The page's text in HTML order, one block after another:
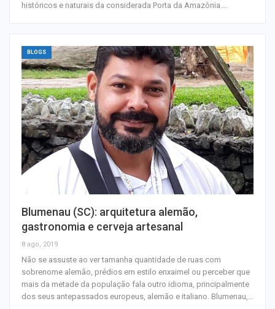
históricos e naturais da considerada Porta da Amazônia.…
BLOGS
Blumenau (SC): arquitetura alemão,
gastronomia e cerveja artesanal
8 ago, 2019
Não se assuste ao ver tamanha quantidade de ruas com
sobrenome alemão, prédios em estilo enxaimel ou perceber que
mais da metade da população fala outro idioma, principalmente
dos seus antepassados europeus, alemão e italiano. Blumenau,…